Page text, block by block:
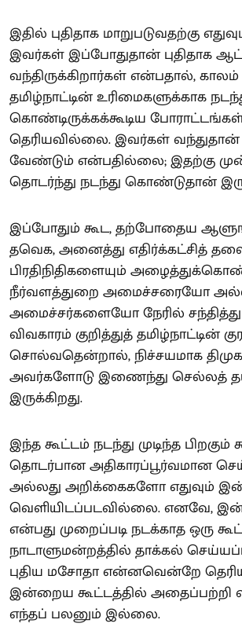
இதில் புதிதாக மாறுபடுவதற்கு
இவர்கள் இப்போதுதான் புதிதாக
வந்திருக்கிறார்கள் என்பதால்,
தமிழ்நாட்டின் உரிமைகளுக்காக
கொண்டிருக்கக்கூடிய
தெரியவில்லை. இவர்கள்
வேண்டும் என்பதில்லை; இதற்கு
தொடர்ந்து நடந்து கொண்டுதான்
இப்போதும் கூட, தற்போதைய
தவெக, அனைத்து எதிர்க்கட்சித்
பிரதிநிதிகளையும்
நீர்வளத்துறை அமைச்சரையோ
அமைச்சர்களையோ நேரில் சந்தித்து
விவகாரம் குறித்துத் தமிழ்நாட்டின்
சொல்வதென்றால், நிச்சயமாக
அவர்களோடு இணைந்து செல்லத்
இருக்கிறது.
இந்த கூட்டம் நடந்து முடிந்த பிறகும்
தொடர்பான அதிகாரப்பூர்வமான
அல்லது அறிக்கைகளோ எதுவும்
வெளியிடப்படவில்லை. எனவே,
என்பது முறைப்படி நடக்காத ஒரு
நாடாளுமன்றத்தில் தாக்கல்
புதிய மசோதா என்னவென்றே
இன்றைய கூட்டத்தில் அதைப்பற்றி
எந்தப் பலனும் இல்லை.